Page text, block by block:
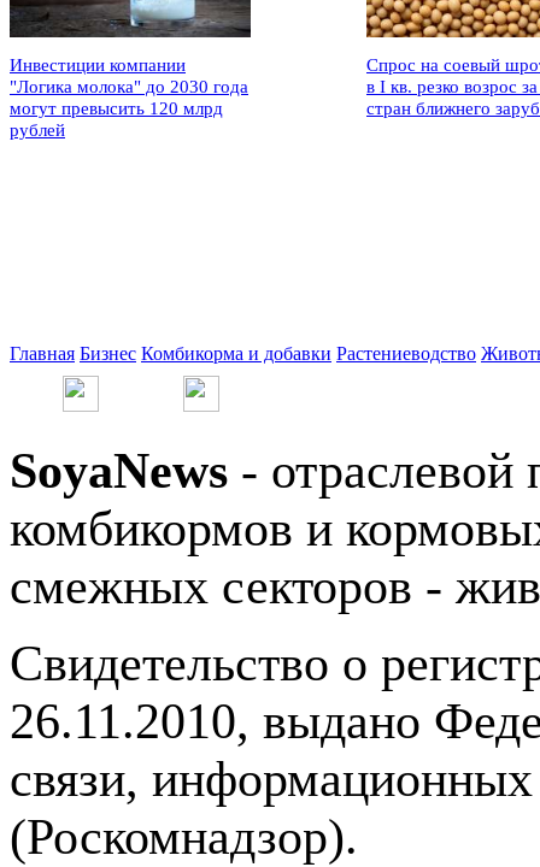
Инвестиции компании
"Логика молока" до 2030 года
могут превысить 120 млрд
рублей
Спрос на соевый
в I кв. резко возрос
стран ближнего
Главная Бизнес Комбикорма и добавки Растениеводство
SoyaNews - отраслевой
комбикормов и
смежных секторов -
Свидетельство о
26.11.2010, выдано
связи,
(Роскомнадзор).